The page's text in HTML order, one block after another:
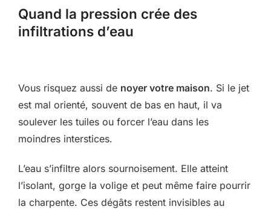
Quand la pression crée des
infiltrations d’eau
Vous risquez aussi de noyer votre maison. Si le jet
est mal orienté, souvent de bas en haut, il va
soulever les tuiles ou forcer l’eau dans les
moindres interstices.
L’eau s’infiltre alors sournoisement. Elle atteint
l’isolant, gorge la volige et peut même faire pourrir
la charpente. Ces dégâts restent invisibles au